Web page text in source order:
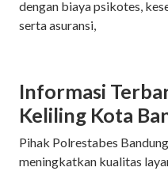
dengan biaya psikotes,
serta asuransi,
Informasi
Keliling Kota
Pihak Polrestabes
meningkatkan kualitas